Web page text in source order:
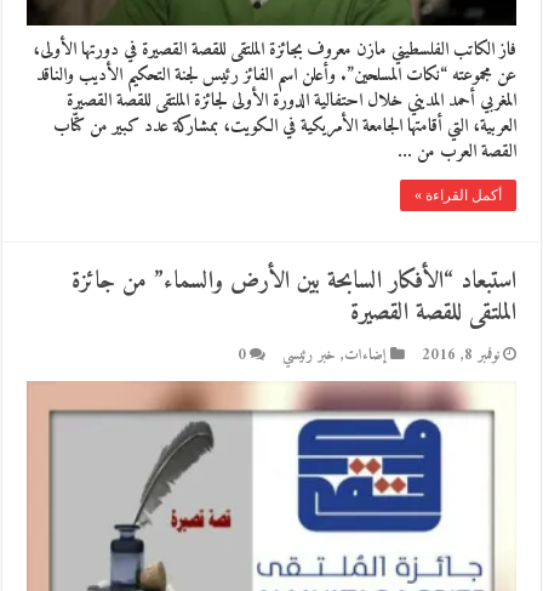
فاز الكاتب الفلسطيني مازن معروف بجائزة الملتقى للقصة القصيرة في دورتها الأولى،
عن مجموعته “نكات المسلحين”. وأعلن اسم الفائز رئيس لجنة التحكيم الأديب والناقد
المغربي أحمد المديني خلال احتفالية الدورة الأولى لجائزة الملتقى للقصة القصيرة
العربية، التي أقامتها الجامعة الأمريكية في الكويت، بمشاركة عدد كبير من كتّاب
القصة العرب من …
أكمل القراءة »
استبعاد “الأفكار السابحة بين الأرض والسماء” من جائزة
الملتقى للقصة القصيرة
نوفمبر 8, 2016 إضاءات, خبر رئيسي 0